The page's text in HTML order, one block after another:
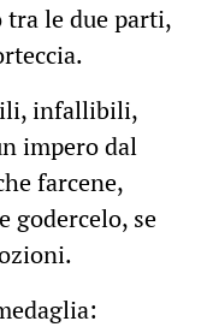
tra le due parti,
infallibili,
impero dal
farcene,
godercelo, se